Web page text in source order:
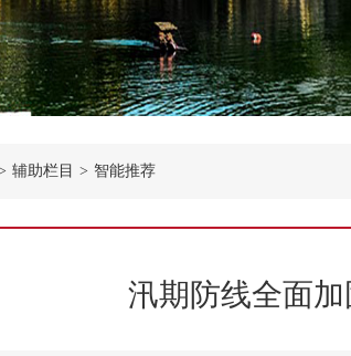
辅助栏目 > 智能推荐
汛期防线全面